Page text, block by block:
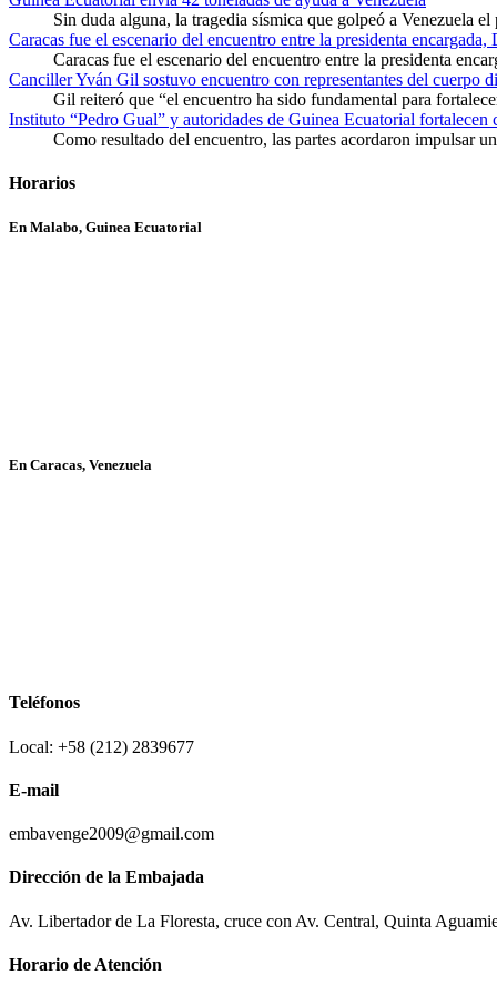
Sin duda alguna, la tragedia sísmica que golpeó a Venezuela
Caracas fue el escenario del encuentro entre la presidenta
Caracas fue el escenario del encuentro entre la presidenta
Canciller Yván Gil sostuvo encuentro con representantes del cuerpo
Gil reiteró que “el encuentro ha sido fundamental para
Instituto “Pedro Gual” y autoridades de Guinea Ecuatorial
Como resultado del encuentro, las partes acordaron impulsar
Horarios
En Malabo, Guinea Ecuatorial
En Caracas, Venezuela
Teléfonos
Local: +58 (212) 2839677
E-mail
embavenge2009@gmail.com
Dirección de la Embajada
Av. Libertador de La Floresta, cruce con Av. Central, Quinta
Horario de Atención